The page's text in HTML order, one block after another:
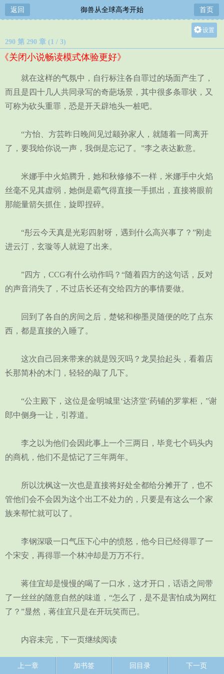
返回 御兽从全球高考开始 首页
设置
中
小
290 第 290 章 (1 / 3)
《关闭小说畅读模式体验更好》
就在这样的气氛中，自行标注各自罪过的场面产生了，
而且是四十几人共同录写的奇葩场景，其中很多条罪状，又
可称为砍头重罪，恐是开天辟地头一桩吧。
“方怡、方芸昨日晚间见过颛孙家人，就随着一同离开
了，要我给你说一声，我倒是忘记了。”李之表达歉意。
米娜手中火焰腾升，她和秋修修不一样，米娜手中火焰
丝毫不见其虚弱，她倒是霸气得直接一手抓出，直接将眼前
那能量箭矢抓住，旋即捏碎。
“彤云今天真是光彩四射呀，遇到什么高兴事了？”刚走
进云汀，玄璇等人就迎了出来。
”四方，CCG有什么动作吗？“随着四方的这句话，反对
的声音消失了，不过店长还有交给四方的事情要做。
回到了各自的房间之后，楚铭和柳墨灵随便的吃了点东
西，都是直接的入睡了。
这次自己回来带来的就是毁灭吗？龙昊抬起头，看着店
长那简朴的木门，轻轻的敲了几下。
“公主殿下，这位是金明城里‘达济堂’药铺的罗掌柜，”谢
郎中侧身一让，引荐道。
李之以为他们会因此事上一个三两日，毕竟七个码头内
的商机，他们不是惦记了三年两年。
所以沈枫这一次也是直接将好处全都给分摊开了，也不
管他们会不会因为这个出工不处力的，只要是有这么一个家
族来帮忙就可以了。
李钢深吸一口气压下心中的愤怒，他今日已经得罪了一
个宋安，再得罪一个林冲却是万万不行。
蒋佳宜却是慢慢的喝了一口水，这才开口，话语之间带
了一丝丝的随意自然的味道，“怎么了，是不是害怕成为网红
了？”显然，蒋佳宜只是在开玩笑而已。
内容未完，下一页继续阅读
上一章 加书签 回目录 下一页